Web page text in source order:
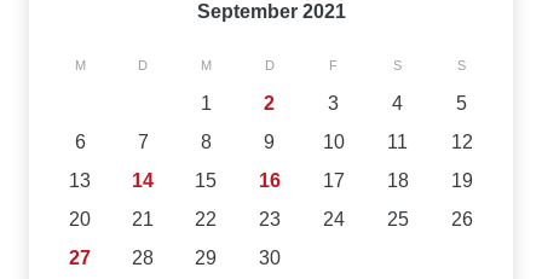
September 2021
M D M D F S S
1 2 3 4
5
6
7 8 9 10 11
12
13
14 15 16 17 18
19
20
21 22 23 24 25
26
27
28 29 30